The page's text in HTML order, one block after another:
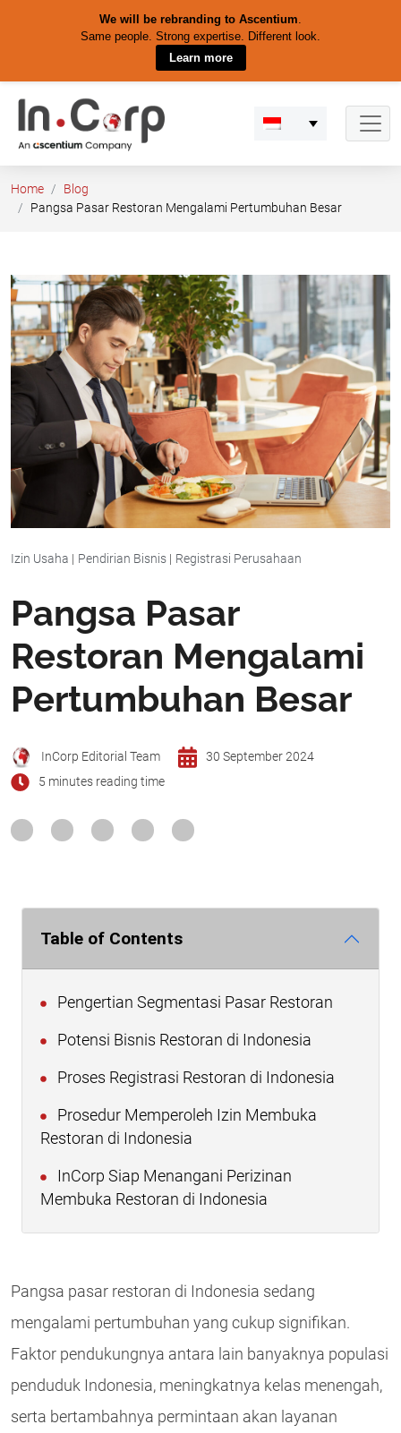
We will be rebranding to Ascentium.
Same people. Strong expertise. Different look.
Learn more
content
Home
Blog
Pangsa Pasar Restoran Mengalami Pertumbuhan Besar
Izin Usaha | Pendirian Bisnis | Registrasi Perusahaan
Pangsa Pasar
Restoran Mengalami
Pertumbuhan Besar
InCorp Editorial Team
30 September 2024
5 minutes reading time
Table of Contents
Pengertian Segmentasi Pasar Restoran
Potensi Bisnis Restoran di Indonesia
Proses Registrasi Restoran di Indonesia
Prosedur Memperoleh Izin Membuka
Restoran di Indonesia
InCorp Siap Menangani Perizinan
Membuka Restoran di Indonesia
Pangsa pasar restoran di Indonesia sedang
mengalami pertumbuhan yang cukup signifikan.
Faktor pendukungnya antara lain banyaknya populasi
penduduk Indonesia, meningkatnya kelas menengah,
serta bertambahnya permintaan akan layanan